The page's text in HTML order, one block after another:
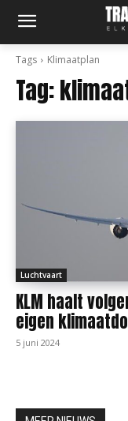
Tags Klimaatplan
Tag:
Luchtvaart
KLM haalt
eigen
5 juni 2024